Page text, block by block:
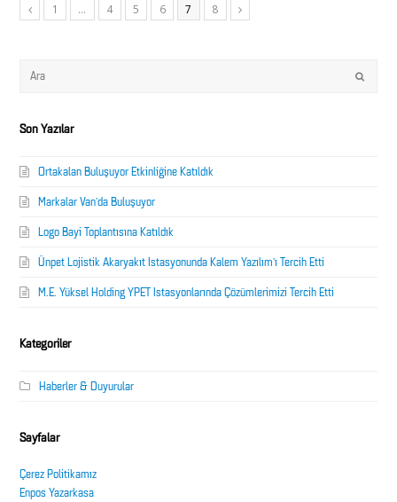
1 … 4 5 6 7 8
Son Yazılar
Ortakalan Buluşuyor Etkinliğine Katıldık
Markalar Van’da Buluşuyor
Logo Bayi Toplantısına Katıldık
Ünpet Lojistik Akaryakıt İstasyonunda Kalem Yazılım’ı Tercih Etti
M.E. Yüksel Holding YPET İstasyonlarında Çözümlerimizi Tercih Etti
Kategoriler
Haberler & Duyurular
Sayfalar
Çerez Politikamız
Enpos Yazarkasa